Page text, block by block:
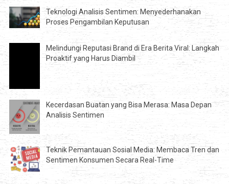
Teknologi Analisis Sentimen: Menyederhanakan
Proses Pengambilan Keputusan
Melindungi Reputasi Brand di Era Berita Viral: Langkah
Proaktif yang Harus Diambil
Kecerdasan Buatan yang Bisa Merasa: Masa Depan
Analisis Sentimen
Teknik Pemantauan Sosial Media: Membaca Tren dan
Sentimen Konsumen Secara Real-Time